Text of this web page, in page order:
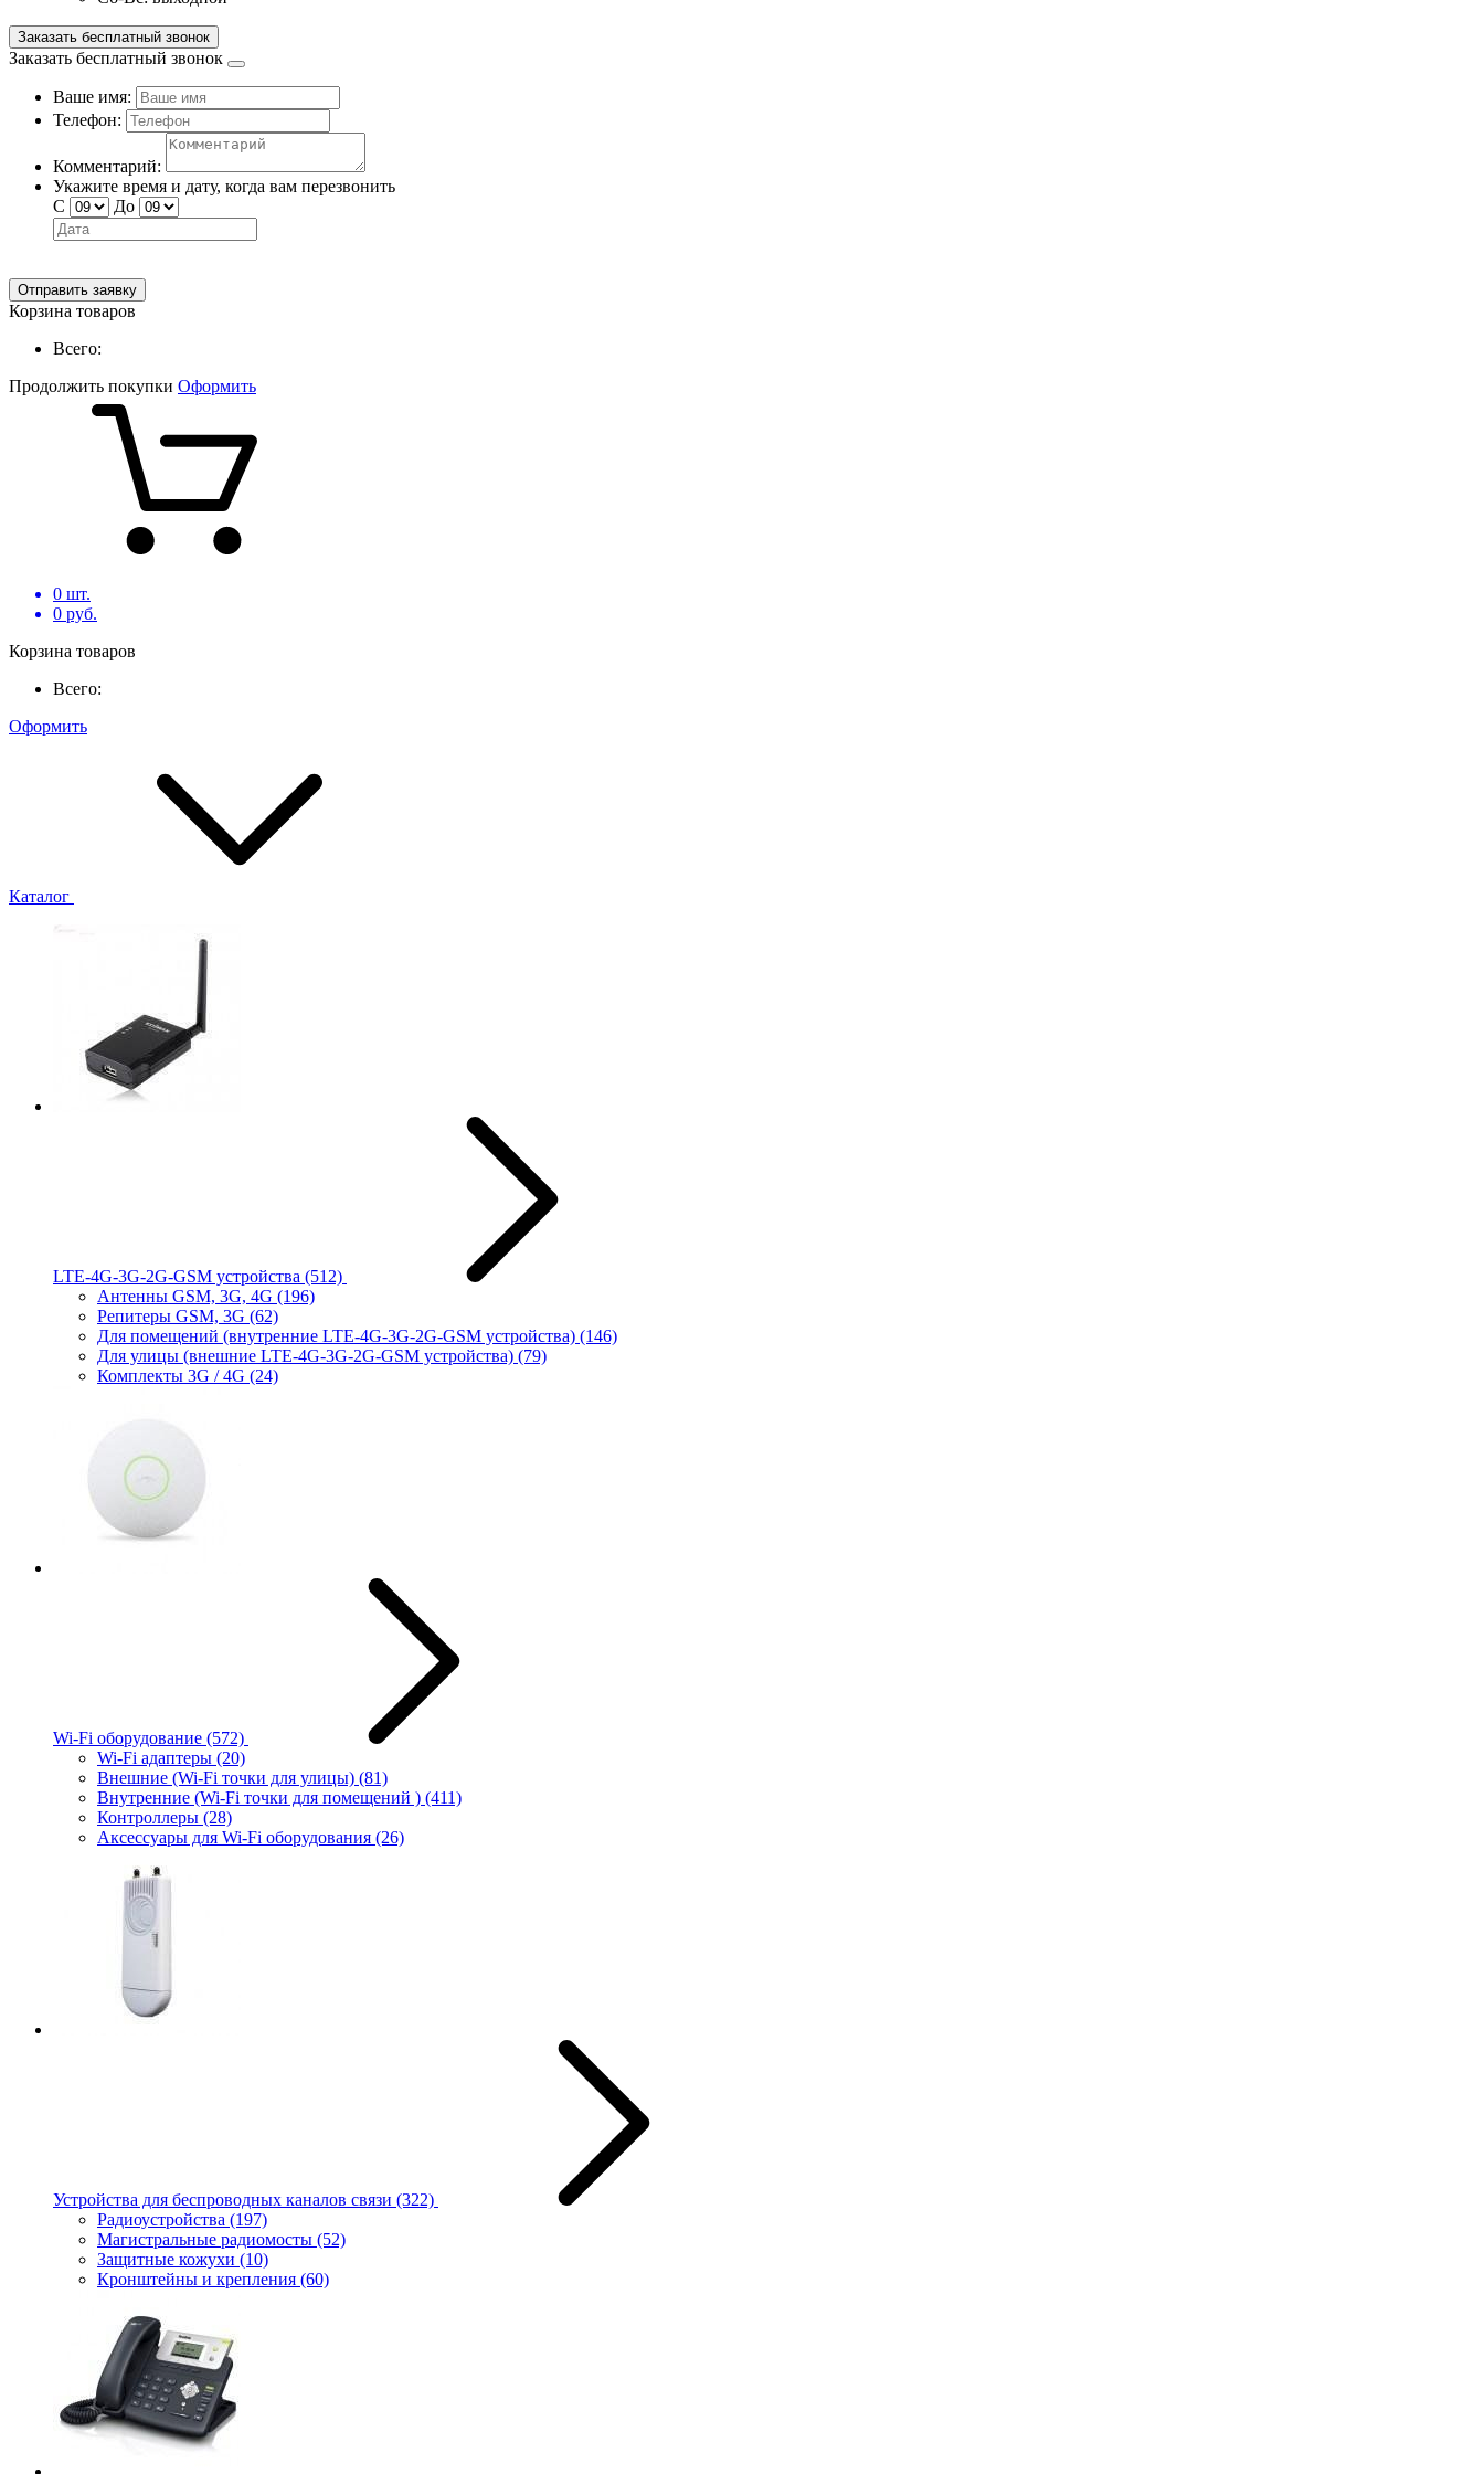
Заказать бесплатный звонок
Заказать бесплатный звонок
Ваше имя:
Телефон:
Комментарий:
Укажите время и дату, когда вам перезвонить
С
До
Отправить заявку
Корзина товаров
Всего:
Продолжить покупки Оформить
0 шт.
0 руб.
Корзина товаров
Всего:
Оформить
Каталог
LTE-4G-3G-2G-GSM устройства (512)
Антенны GSM, 3G, 4G (196)
Репитеры GSM, 3G (62)
Для помещений (внутренние LTE-4G-3G-2G-GSM устройства) (146)
Для улицы (внешние LTE-4G-3G-2G-GSM устройства) (79)
Комплекты 3G / 4G (24)
Wi-Fi оборудование (572)
Wi-Fi адаптеры (20)
Внешние (Wi-Fi точки для улицы) (81)
Внутренние (Wi-Fi точки для помещений ) (411)
Контроллеры (28)
Аксессуары для Wi-Fi оборудования (26)
Устройства для беспроводных каналов связи (322)
Радиоустройства (197)
Магистральные радиомосты (52)
Защитные кожухи (10)
Кронштейны и крепления (60)